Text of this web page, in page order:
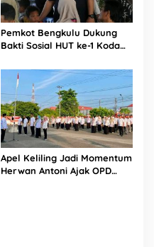
Pemkot Bengkulu Dukung
Bakti Sosial HUT ke-1 Kodam
Sinergi untuk Masyarakat
Apel Keliling Jadi Momentum
Herwan Antoni Ajak OPD